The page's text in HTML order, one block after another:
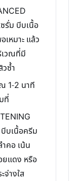
รั่ม บีบเนื้อ
หมาะ แล้ว
เวณที่มี
ซ้ำ
1-2 นาที
ที่
บเนื้อครีม
คอ เน้น
ยแดง หรือ
จ่างใส